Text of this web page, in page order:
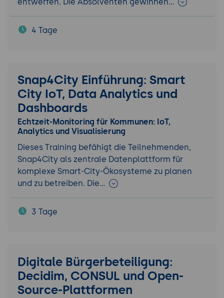
4 Tage
Snap4City Einführung: Smart
City IoT, Data Analytics und
Dashboards
Echtzeit-Monitoring für Kommunen: IoT,
Analytics und Visualisierung
Dieses Training befähigt die Teilnehmenden,
Snap4City als zentrale Datenplattform für
komplexe Smart-City-Ökosysteme zu planen
und zu betreiben. Die…
3 Tage
Digitale Bürgerbeteiligung:
Decidim, CONSUL und Open-
Source-Plattformen